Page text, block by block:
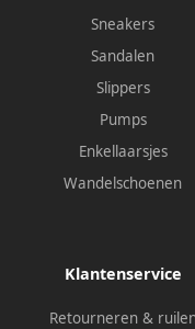
Sneakers
Sandalen
Slippers
Pumps
Enkellaarsjes
Wandelschoenen
Klantenservice
Retourneren &